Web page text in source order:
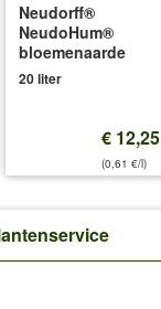
Neudorff®
NeudoHum®
bloemenaarde
20 liter
€ 12,25
(0,61 €/l)